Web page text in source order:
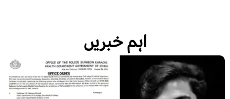
اہم خبریں